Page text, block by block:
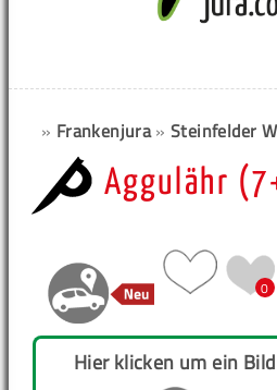
» Frankenjura»Steinfelder
Aggulähr
0
Hier klicken um ein Bild